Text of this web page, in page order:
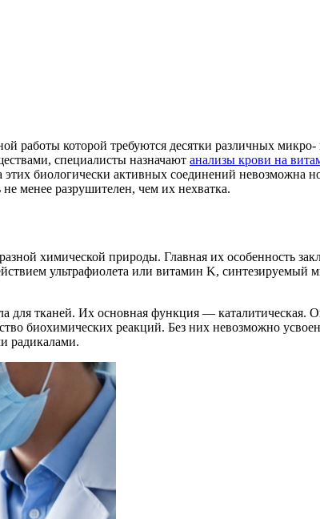
работы которой требуются десятки различных
специалисты назначают анализы крови на
биологически активных соединений невозможна
менее разрушителен, чем их нехватка.
химической природы. Главная их особенность
ультрафиолета или витамин K,
для тканей. Их основная функция — каталитическая.
биохимических реакций. Без них невозможно
радикалами.